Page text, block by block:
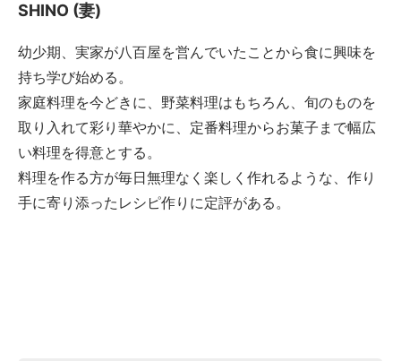
SHINO (妻)
幼少期、実家が八百屋を営んでいたことから食に興味を
持ち学び始める。
家庭料理を今どきに、野菜料理はもちろん、旬のものを
取り入れて彩り華やかに、定番料理からお菓子まで幅広
い料理を得意とする。
料理を作る方が毎日無理なく楽しく作れるような、作り
手に寄り添ったレシピ作りに定評がある。